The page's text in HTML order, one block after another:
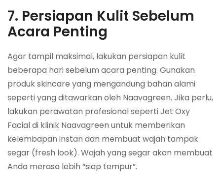
7. Persiapan Kulit Sebelum
Acara Penting
Agar tampil maksimal, lakukan persiapan kulit
beberapa hari sebelum acara penting. Gunakan
produk skincare yang mengandung bahan alami
seperti yang ditawarkan oleh Naavagreen. Jika perlu,
lakukan perawatan profesional seperti Jet Oxy
Facial di klinik Naavagreen untuk memberikan
kelembapan instan dan membuat wajah tampak
segar (fresh look). Wajah yang segar akan membuat
Anda merasa lebih “siap tempur”.